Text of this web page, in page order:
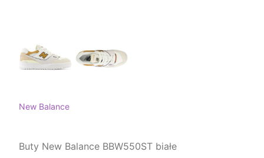
New Balance
Buty New Balance BBW550ST białe